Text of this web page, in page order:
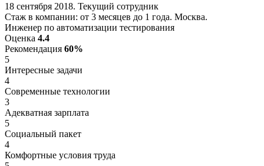
18 сентября 2018. Текущий сотрудник
Стаж в компании: от 3 месяцев до 1 года. Москва.
Инженер по автоматизации тестирования
Оценка 4.4
Рекомендация 60%
5
Интересные задачи
4
Современные технологии
3
Адекватная зарплата
5
Социальный пакет
4
Комфортные условия труда